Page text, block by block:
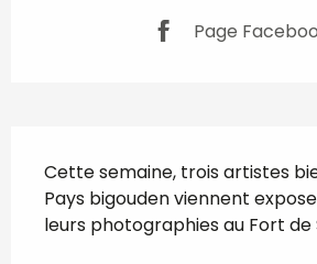
Page
Cette semaine, trois artistes
Pays bigouden viennent
leurs photographies au Fort de